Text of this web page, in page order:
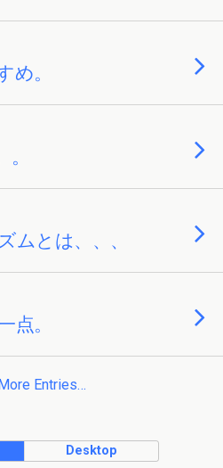
め。
ムとは、、、
点。
Entries…
Desktop